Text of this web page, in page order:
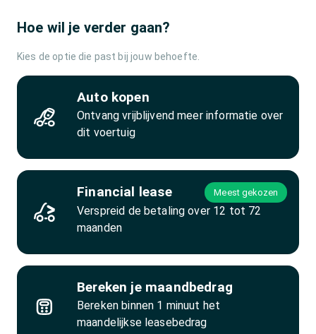
Hoe wil je verder gaan?
Kies de optie die past bij jouw behoefte.
Auto kopen
Ontvang vrijblijvend meer informatie over
dit voertuig
Financial lease Meest gekozen
Verspreid de betaling over 12 tot 72
maanden
Bereken je maandbedrag
Bereken binnen 1 minuut het
maandelijkse leasebedrag